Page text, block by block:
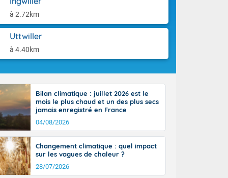
à 2.72km
Uttwiller
à 4.40km
du pays en
sur la
la chaine
km/h. Les
degrés
avec 34 à
et 39 à 40
Bilan climatique : juillet 2026 est le
mois le plus chaud et un des plus secs
jamais enregistré en France
04/08/2026
Changement climatique : quel impact
sur les vagues de chaleur ?
28/07/2026